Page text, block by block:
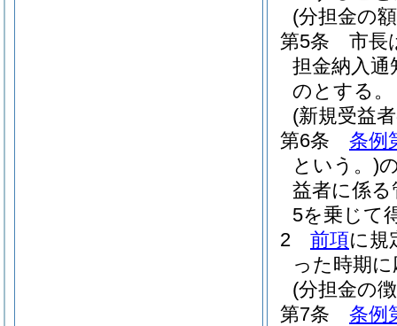
(分担金の
第5条
市長
担金納入通
のとする。
(新規受益
第6条
条例
という。)
益者に係る
5を乗じて
2
前項に規
った時期
(分担金の
第7条
条例